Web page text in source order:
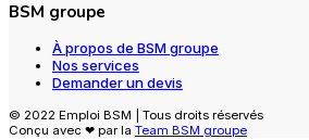
BSM groupe
À propos de BSM groupe
Nos services
Demander un devis
© 2022 Emploi BSM | Tous droits réservés
Conçu avec ❤ par la Team BSM groupe